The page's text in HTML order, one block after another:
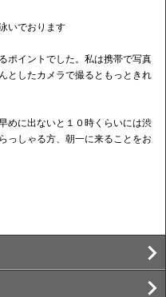
いでおります
ポイントでした。私は携帯で写真
としたカメラで撮るともっときれ
めに出ないと１０時くらいには渋
っしゃる方、朝一に来ることをお